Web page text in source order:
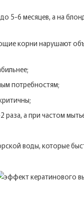
5-6 месяцев, а на
корни нарушают
потребностям;
а при частом
воды, которые